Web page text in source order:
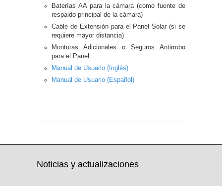
Baterías AA para la cámara (como fuente de
respaldo principal de la cámara)
Cable de Extensión para el Panel Solar (si se
requiere mayor distancia)
Monturas Adicionales o Seguros Antirrobo
para el Panel
Manual de Usuario (Inglés)
Manual de Usuario (Español)
Noticias y actualizaciones